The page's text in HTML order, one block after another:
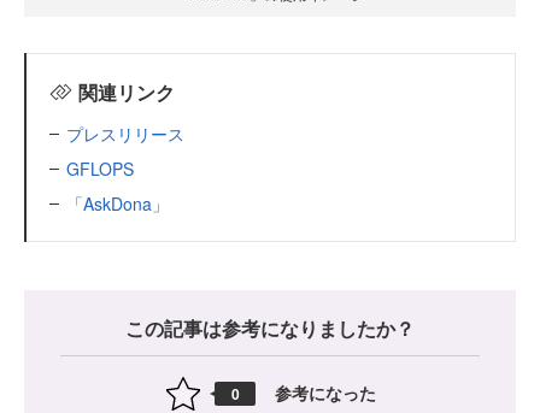
関連リンク
プレスリリース
GFLOPS
「AskDona」
この記事は参考になりましたか？
0 参考になった